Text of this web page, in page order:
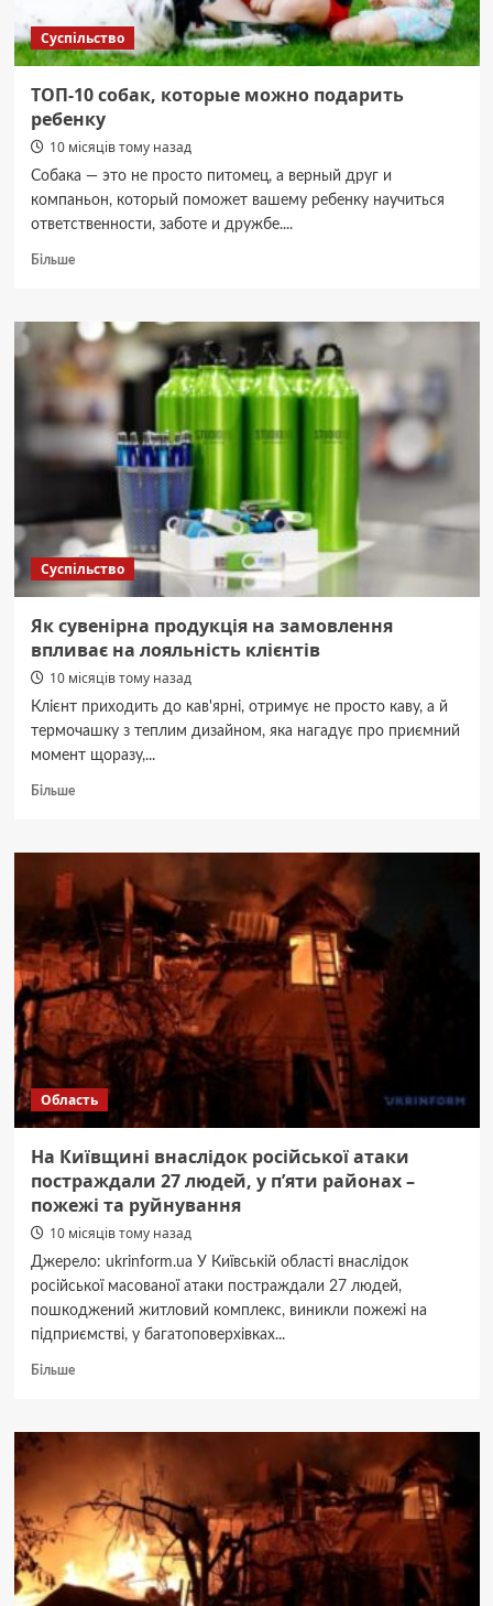
Суспільство
ТОП-10 собак, которые можно подарить
ребенку
10 місяців тому назад
Собака — это не просто питомец, а верный друг и
компаньон, который поможет вашему ребенку научиться
ответственности, заботе и дружбе....
БільшеДокладніше
собак,
которые
можно
подарить
ребенку
Суспільство
Як сувенірна продукція на замовлення
впливає на лояльність клієнтів
10 місяців тому назад
Клієнт приходить до кав'ярні, отримує не просто каву, а й
термочашку з теплим дизайном, яка нагадує про приємний
момент щоразу,...
БільшеДокладніше
сувенірна
на
замовлення
впливає
на
лояльність
клієнтів
Область
На Київщині внаслідок російської атаки
постраждали 27 людей, у п’яти районах –
пожежі та руйнування
10 місяців тому назад
Джерело: ukrinform.ua У Київській області внаслідок
російської масованої атаки постраждали 27 людей,
пошкоджений житловий комплекс, виникли пожежі на
підприємстві, у багатоповерхівках...
БільшеДокладніше
Київщині
внаслідок
атаки
постраждали
27
людей,
у
п’яти